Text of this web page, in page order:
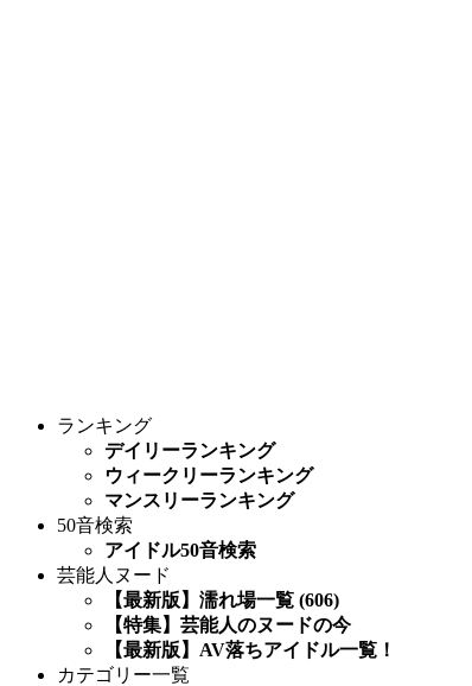
ランキング
デイリーランキング
ウィークリーランキング
マンスリーランキング
50音検索
アイドル50音検索
芸能人ヌード
【最新版】濡れ場一覧 (606)
【特集】芸能人のヌードの今
【最新版】AV落ちアイドル一覧！
カテゴリー一覧